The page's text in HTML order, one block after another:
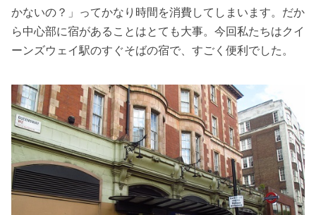
かないの？」ってかなり時間を消費してしまいます。だか
ら中心部に宿があることはとても大事。今回私たちはクイ
ーンズウェイ駅のすぐそばの宿で、すごく便利でした。